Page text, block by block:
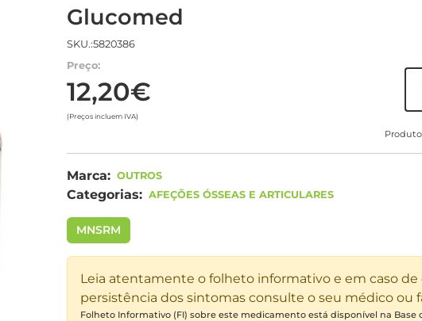
Glucomed
SKU.:5820386
Preço:
12,20€
(Preços incluem IVA)
Marca: OUTROS
Categorias: AFEÇÕES ÓSSEAS E ARTICULARES
MNSRM
Leia atentamente o folheto informativo e em caso de
persistência dos sintomas consulte o seu médico ou
Folheto Informativo (FI) sobre este medicamento está disponível na Base